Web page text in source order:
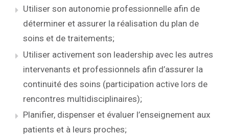
Utiliser son autonomie professionnelle afin de
déterminer et assurer la réalisation du plan de
soins et de traitements;
Utiliser activement son leadership avec les autres
intervenants et professionnels afin d’assurer la
continuité des soins (participation active lors de
rencontres multidisciplinaires);
Planifier, dispenser et évaluer l’enseignement aux
patients et à leurs proches;